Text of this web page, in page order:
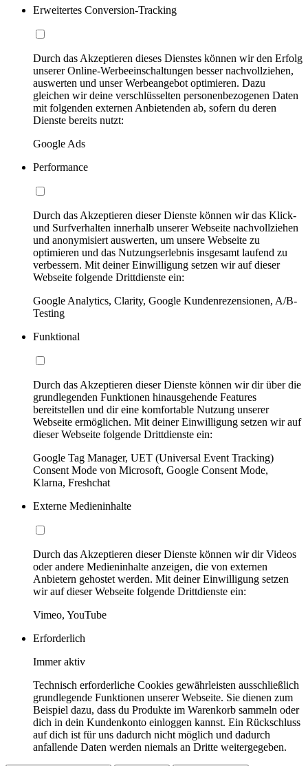
Erweitertes Conversion-Tracking
Durch das Akzeptieren dieses Dienstes können wir den Erfolg
unserer Online-Werbeeinschaltungen besser nachvollziehen,
auswerten und unser Werbeangebot optimieren. Dazu
gleichen wir deine verschlüsselten personenbezogenen Daten
mit folgenden externen Anbietenden ab, sofern du deren
Dienste bereits nutzt:
Google Ads
Performance
Durch das Akzeptieren dieser Dienste können wir das Klick-
und Surfverhalten innerhalb unserer Webseite nachvollziehen
und anonymisiert auswerten, um unsere Webseite zu
optimieren und das Nutzungserlebnis insgesamt laufend zu
verbessern. Mit deiner Einwilligung setzen wir auf dieser
Webseite folgende Drittdienste ein:
Google Analytics, Clarity, Google Kundenrezensionen, A/B-
Testing
Funktional
Durch das Akzeptieren dieser Dienste können wir dir über die
grundlegenden Funktionen hinausgehende Features
bereitstellen und dir eine komfortable Nutzung unserer
Webseite ermöglichen. Mit deiner Einwilligung setzen wir auf
dieser Webseite folgende Drittdienste ein:
Google Tag Manager, UET (Universal Event Tracking)
Consent Mode von Microsoft, Google Consent Mode,
Klarna, Freshchat
Externe Medieninhalte
Durch das Akzeptieren dieser Dienste können wir dir Videos
oder andere Medieninhalte anzeigen, die von externen
Anbietern gehostet werden. Mit deiner Einwilligung setzen
wir auf dieser Webseite folgende Drittdienste ein:
Vimeo, YouTube
Erforderlich
Immer aktiv
Technisch erforderliche Cookies gewährleisten ausschließlich
grundlegende Funktionen unserer Webseite. Sie dienen zum
Beispiel dazu, dass du Produkte im Warenkorb sammeln oder
dich in dein Kundenkonto einloggen kannst. Ein Rückschluss
auf dich ist für uns dadurch nicht möglich und dadurch
anfallende Daten werden niemals an Dritte weitergegeben.